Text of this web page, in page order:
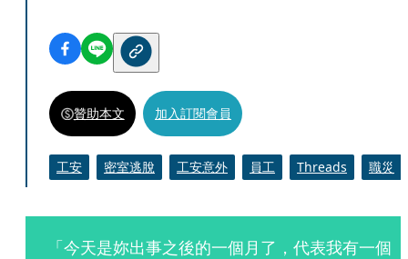
贊助本文 加入訂閱會員
工安 密室逃脫 工安意外 員工 Threads 職災
「今天是妳出事之後的一個月了，代表我有一個